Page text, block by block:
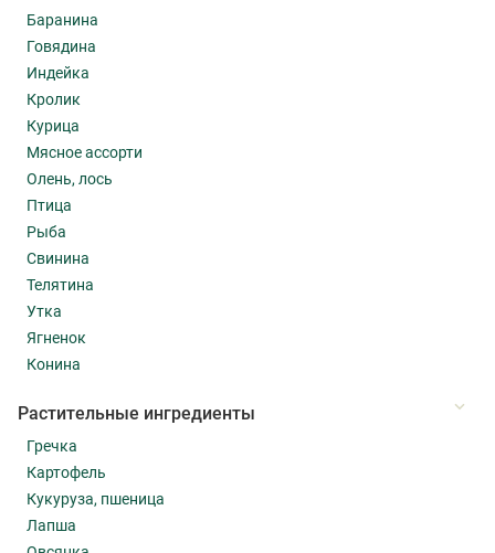
Баранина
Говядина
Индейка
Кролик
Курица
Мясное ассорти
Олень, лось
Птица
Рыба
Свинина
Телятина
Утка
Ягненок
Конина
Растительные ингредиенты
Гречка
Картофель
Кукуруза, пшеница
Лапша